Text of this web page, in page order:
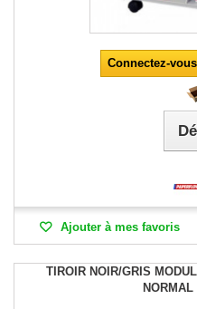
Connectez-
Ajouter à mes favoris
TIROIR NOIR/GRIS
NORMAL